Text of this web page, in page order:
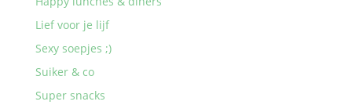
Lief voor je lijf
Sexy soepjes ;)
Suiker & co
Super snacks